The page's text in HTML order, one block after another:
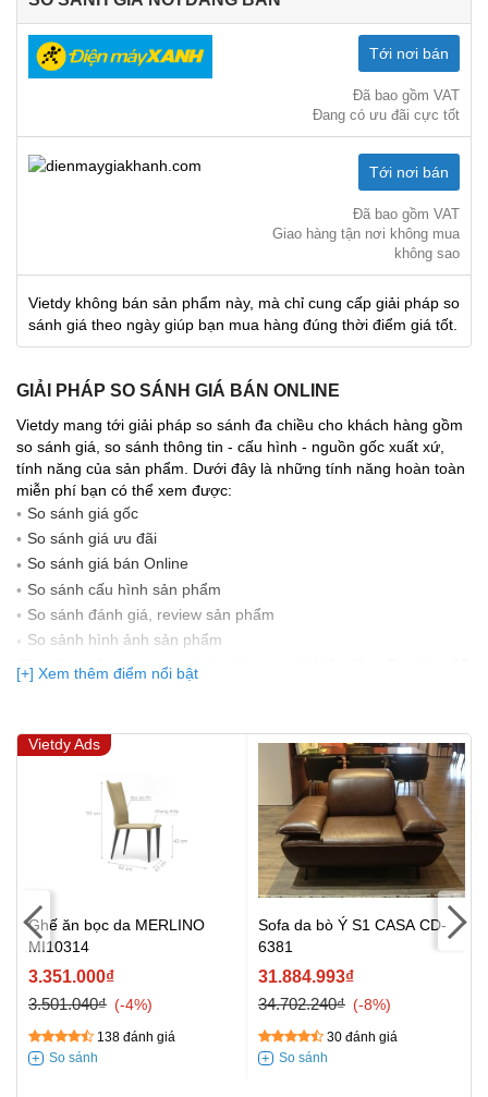
Tới nơi bán
Đã bao gồm VAT
Đang có ưu đãi cực tốt
Tới nơi bán
Đã bao gồm VAT
Giao hàng tận nơi không mua
không sao
Vietdy không bán sản phẩm này, mà chỉ cung cấp giải pháp so
sánh giá theo ngày giúp bạn mua hàng đúng thời điểm giá tốt.
GIẢI PHÁP SO SÁNH GIÁ BÁN ONLINE
Vietdy mang tới giải pháp so sánh đa chiều cho khách hàng gồm
so sánh giá, so sánh thông tin - cấu hình - nguồn gốc xuất xứ,
tính năng của sản phẩm. Dưới đây là những tính năng hoàn toàn
miễn phí bạn có thể xem được:
So sánh giá gốc
So sánh giá ưu đãi
So sánh giá bán Online
So sánh cấu hình sản phẩm
So sánh đánh giá, review sản phẩm
So sảnh hình ảnh sản phẩm
(Bạn đang được xem so sánh giá, xem giá biến động Realtime 10
lần cập nhật gần nhất)
[+] Xem thêm điểm nổi bật
Vietdy Ads
Ghế ăn bọc da MERLINO
MI10314
3.351.000₫
3.501.040₫
-4%
138 đánh giá
Sofa da bò Ý S1 CASA CD-
6381
31.884.993₫
34.702.240₫
-8%
30 đánh giá